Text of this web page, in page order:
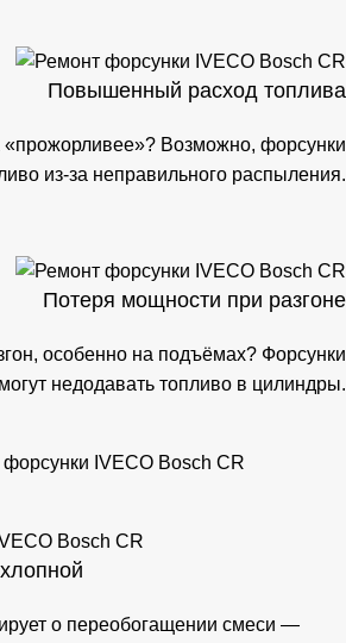
Повышенный расход топлива
Возможно, форсунки
из-за неправильного распыления.
Потеря мощности при разгоне
особенно на подъёмах? Форсунки
могут недодавать топливо в цилиндры.
о переобогащении смеси —